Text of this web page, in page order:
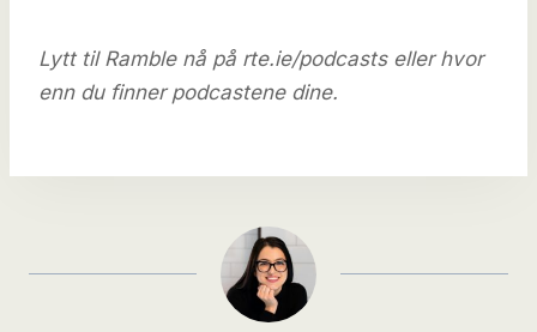
Lytt til Ramble nå på rte.ie/podcasts eller hvor
enn du finner podcastene dine.